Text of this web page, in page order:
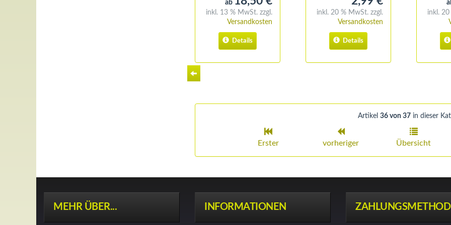
ab
9,25 € pro kg
inkl. 13 % MwSt. zzgl.
Versandkosten
Details
inkl. 20 % MwSt. zzgl.
Versandkosten
Details
inkl. 20
Artikel 36 von 37 in dieser
Erster vorheriger Übersicht
MEHR ÜBER... INFORMATIONEN